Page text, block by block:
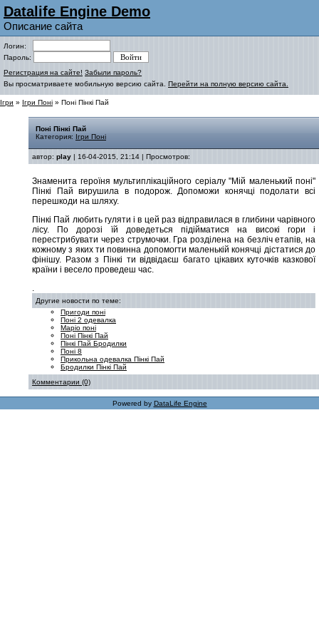
Datalife Engine Demo
Описание сайта
Логин:
Пароль:
Регистрация на сайте! Забыли пароль?
Вы просматриваете мобильную версию сайта. Перейти на полную версию сайта.
Ігри » Ігри Поні » Поні Пінкі Пай
Поні Пінкі Пай
Категория: Ігри Поні
автор: play | 16-04-2015, 21:14 | Просмотров:
Знаменита героїня мультиплікаційного серіалу "Мій маленький поні"
Пінкі Пай вирушила в подорож. Допоможи конячці подолати всі
перешкоди на шляху.
Пінкі Пай любить гуляти і в цей раз відправилася в глибини чарівного
лісу. По дорозі їй доведеться підійматися на високі гори і
перестрибувати через струмочки. Гра розділена на безліч етапів, на
кожному з яких ти повинна допомогти маленькій конячці дістатися до
фінішу. Разом з Пінкі ти відвідаєш багато цікавих куточків казкової
країни і весело проведеш час.
.
Другие новости по теме:
Пригоди поні
Поні 2 одевалка
Маріо поні
Поні Пінкі Пай
Пінкі Пай Бродилки
Поні 8
Прикольна одевалка Пінкі Пай
Бродилки Пінкі Пай
Комментарии (0)
Powered by DataLife Engine